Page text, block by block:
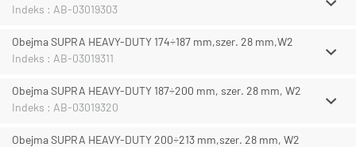
Indeks : AB-03019303
Obejma SUPRA HEAVY-DUTY 174÷187 mm,szer. 28 mm,W2
Indeks : AB-03019311
Obejma SUPRA HEAVY-DUTY 187÷200 mm, szer. 28 mm, W2
Indeks : AB-03019320
Obejma SUPRA HEAVY-DUTY 200÷213 mm,szer. 28 mm, W2